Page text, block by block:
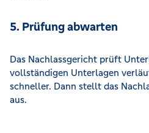
5. Prüfung abwarten
Das Nachlassgericht prüft
vollständigen Unterlagen
schneller. Dann stellt das
aus.